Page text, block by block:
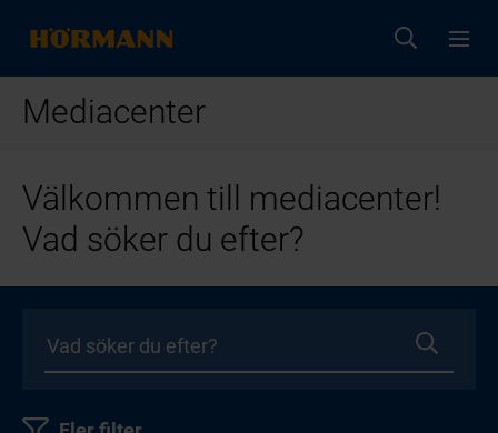
Mediacenter
Välkommen till mediacenter!
Vad söker du efter?